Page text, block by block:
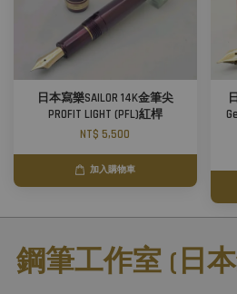
日本寫樂SAILOR 14K金筆尖
PROFIT LIGHT (PFL)紅桿
NT$ 5,500
加入購物車
鋼筆工作室 (日